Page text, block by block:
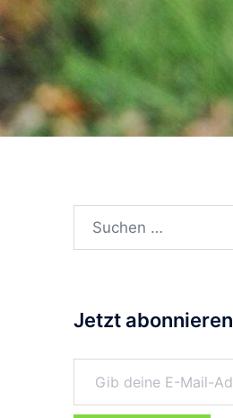
Suchen
Jetzt abonnieren
Gib deine E-Mail-Adresse ein ...